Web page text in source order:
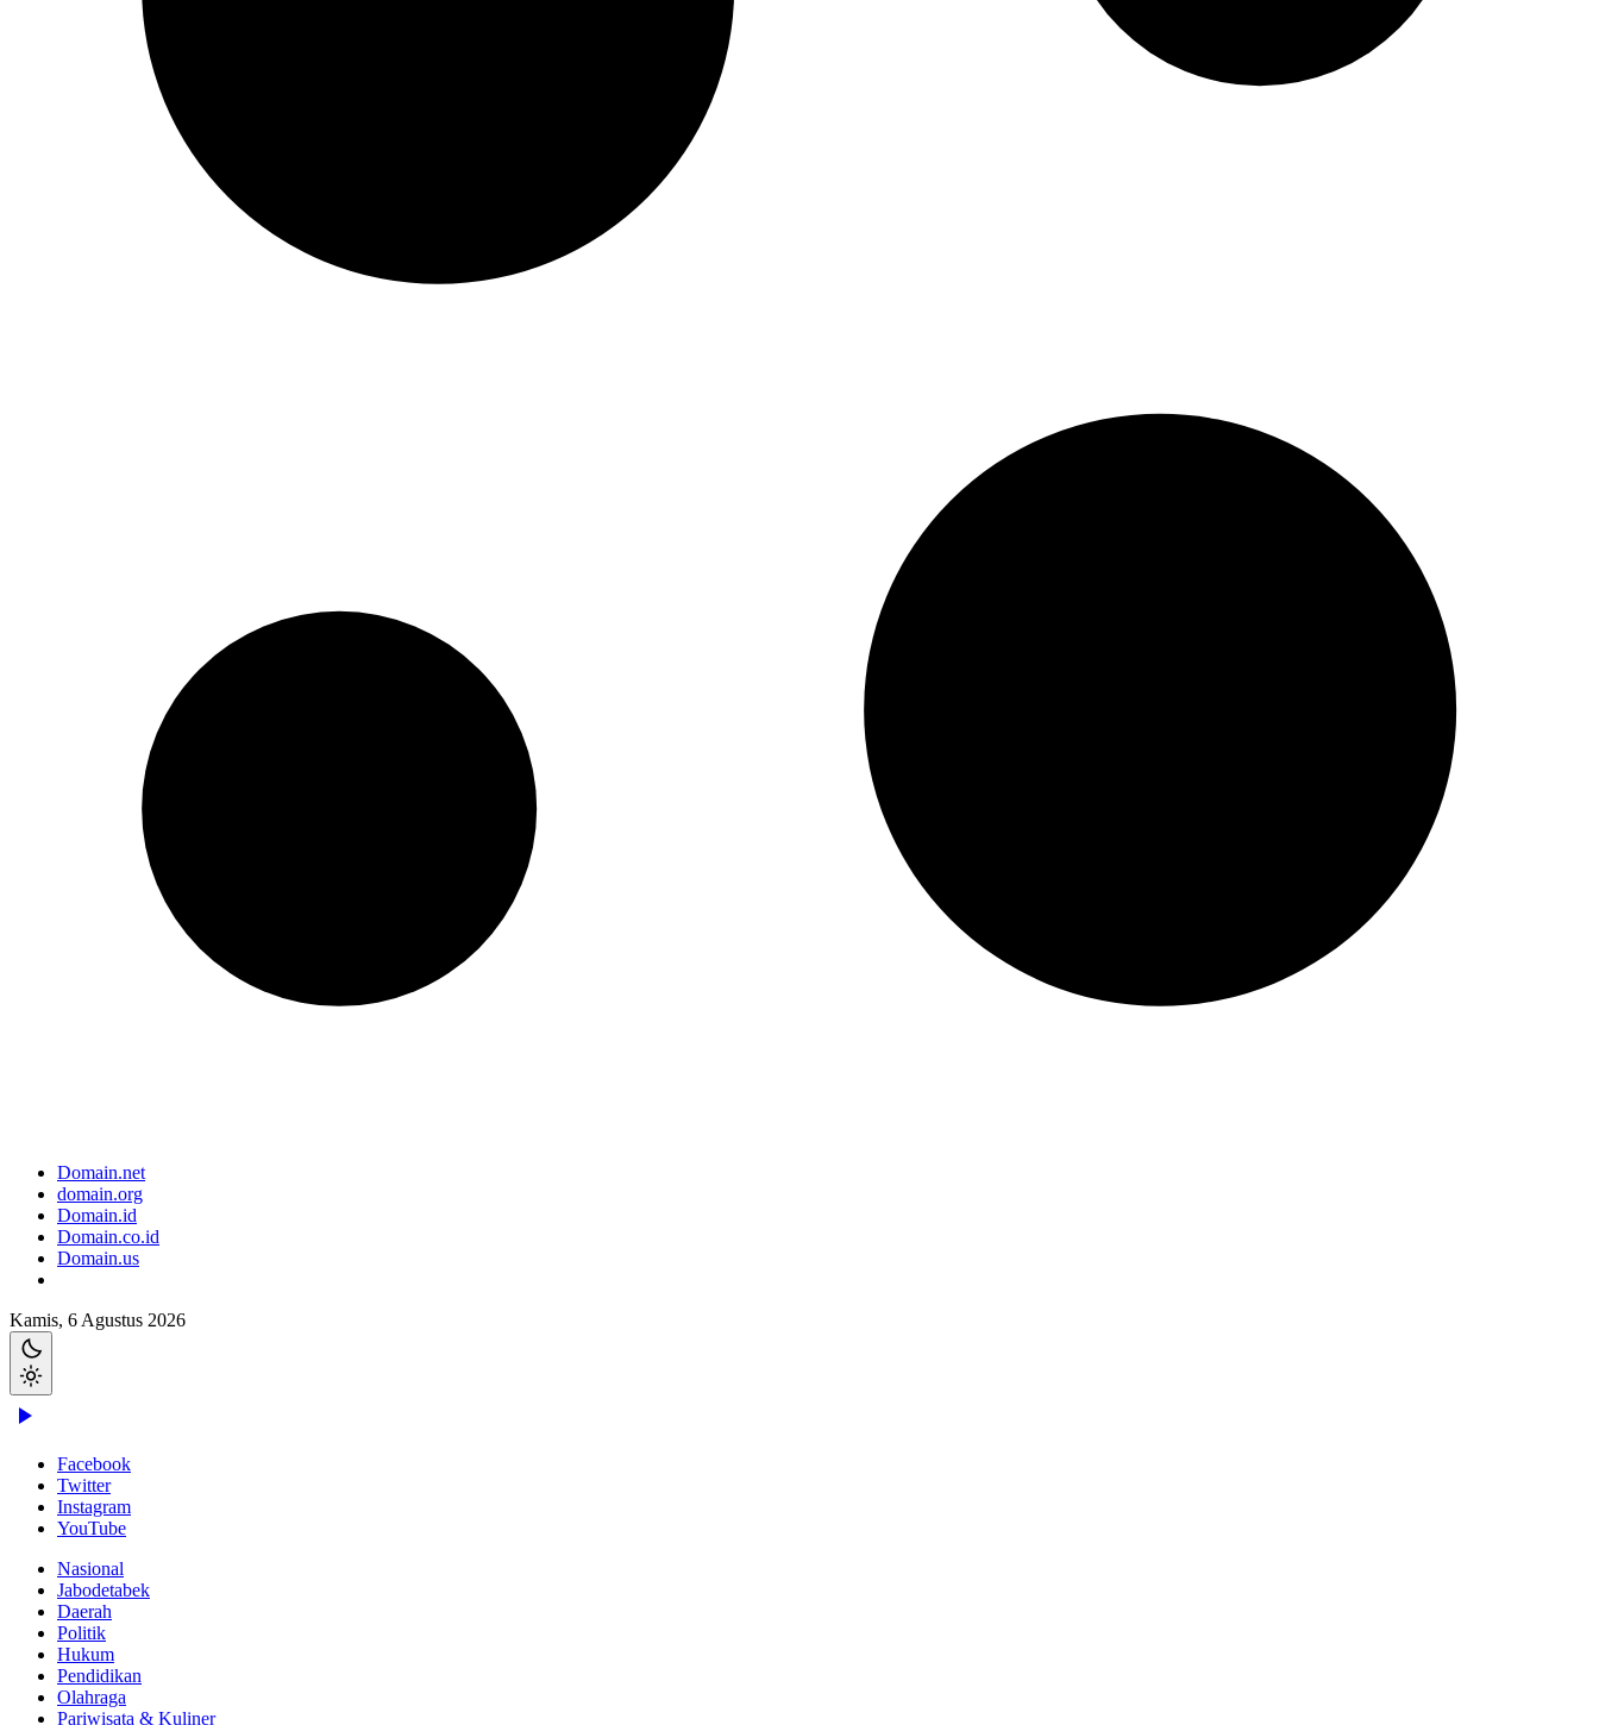
Domain.net
domain.org
Domain.id
Domain.co.id
Domain.us
Kamis, 6 Agustus 2026
Facebook
Twitter
Instagram
YouTube
Nasional
Jabodetabek
Daerah
Politik
Hukum
Pendidikan
Olahraga
Pariwisata & Kuliner